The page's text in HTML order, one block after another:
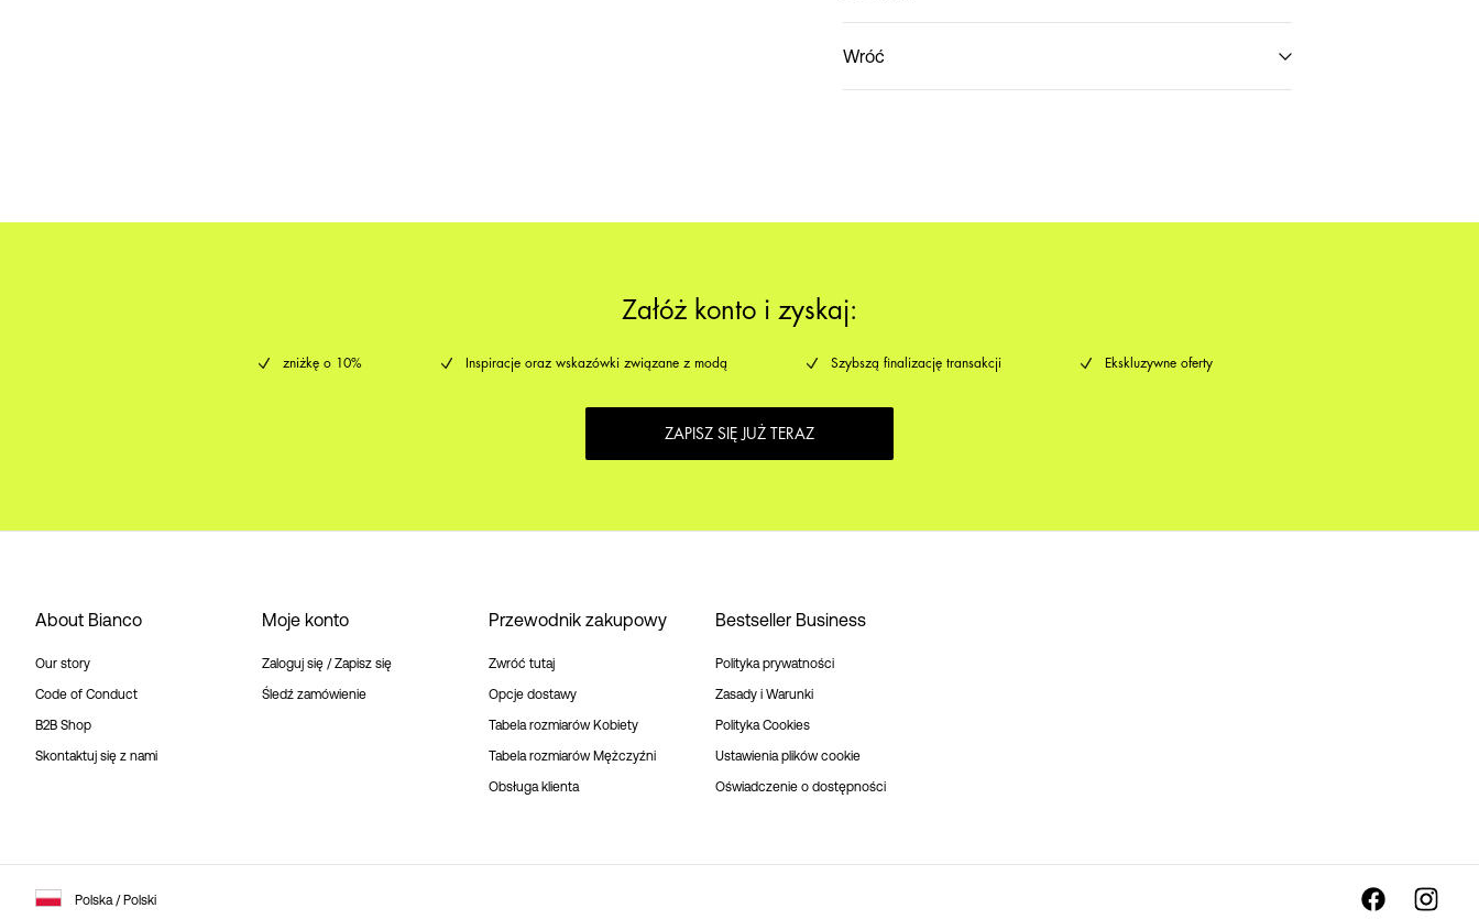
Wróć
Załóż konto i zyskaj:
zniżkę o 10% Inspiracje oraz wskazówki związane z modą Szybszą finalizację transakcji Ekskluzywne oferty
ZAPISZ SIĘ JUŻ TERAZ
About Bianco
Our story
Code of Conduct
B2B Shop
Skontaktuj się z nami
Moje konto
Zaloguj się / Zapisz się
Śledź zamówienie
Przewodnik zakupowy
Zwróć tutaj
Opcje dostawy
Tabela rozmiarów Kobiety
Tabela rozmiarów Mężczyźni
Obsługa klienta
Bestseller Business
Polityka prywatności
Zasady i Warunki
Polityka Cookies
Ustawienia plików cookie
Oświadczenie o dostępności
Polska / Polski